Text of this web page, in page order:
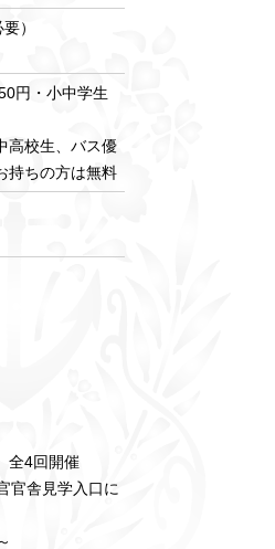
）
円・小中学生
高校生、バス優
持ちの方は無料
全4回開催
官舎見学入口に